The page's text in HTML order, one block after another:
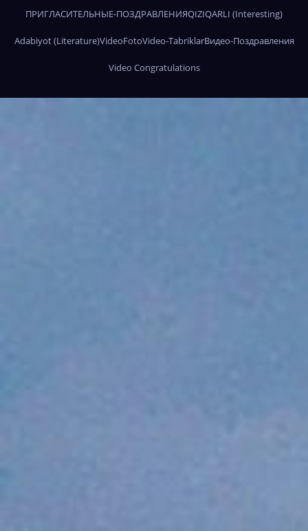
ПРИГЛАСИТЕЛЬНЫЕ-ПОЗДРАВЛЕНИЯQIZIQARLI (Interesting)
Adabiyot (Literature)VideoFotoVideo-TabriklarВидео-Поздравления
Video Congratulations